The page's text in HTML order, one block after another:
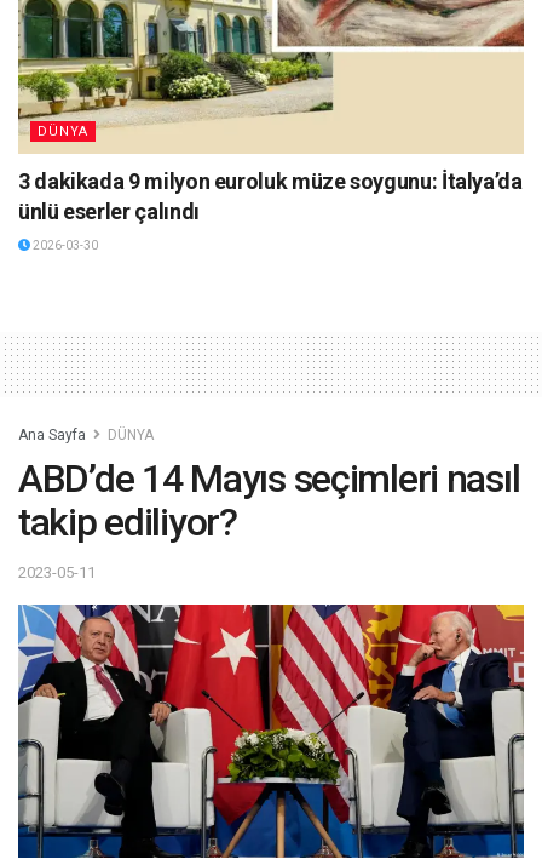
DÜNYA
3 dakikada 9 milyon euroluk müze soygunu: İtalya’da
ünlü eserler çalındı
2026-03-30
Ana Sayfa DÜNYA
ABD’de 14 Mayıs seçimleri nasıl
takip ediliyor?
2023-05-11